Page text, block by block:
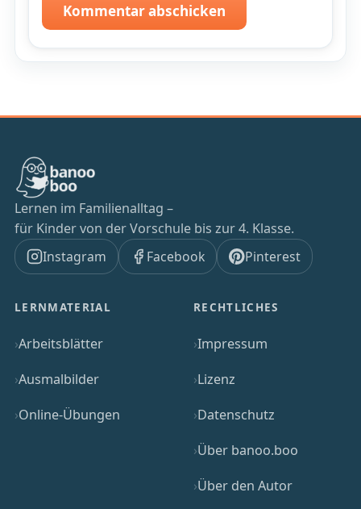
Kommentar abschicken
Lernen im Familienalltag –
für Kinder von der Vorschule bis zur 4. Klasse.
Instagram
Facebook Pinterest
LERNMATERIAL
Arbeitsblätter
Ausmalbilder
Online-Übungen
RECHTLICHES
Impressum
Lizenz
Datenschutz
Über banoo.boo
Über den Autor